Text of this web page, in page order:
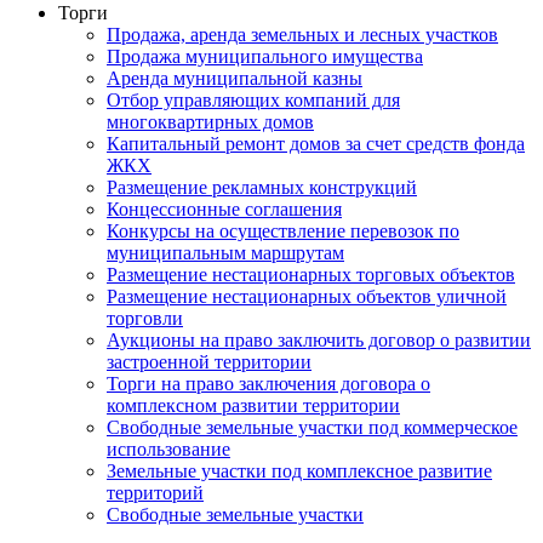
Торги
Продажа, аренда земельных и лесных участков
Продажа муниципального имущества
Аренда муниципальной казны
Отбор управляющих компаний для
многоквартирных домов
Капитальный ремонт домов за счет средств фонда
ЖКХ
Размещение рекламных конструкций
Концессионные соглашения
Конкурсы на осуществление перевозок по
муниципальным маршрутам
Размещение нестационарных торговых объектов
Размещение нестационарных объектов уличной
торговли
Аукционы на право заключить договор о развитии
застроенной территории
Торги на право заключения договора о
комплексном развитии территории
Свободные земельные участки под коммерческое
использование
Земельные участки под комплексное развитие
территорий
Свободные земельные участки